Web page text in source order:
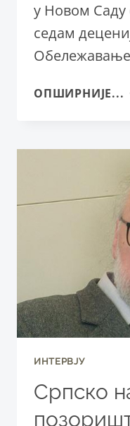
у Новом Саду
седам
ОПШИРНИЈЕ...
ИНТЕРВЈУ
Српско